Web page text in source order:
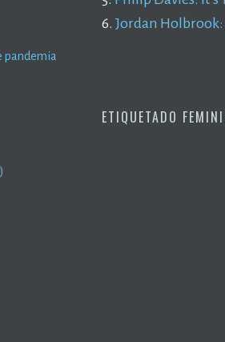
6. Jordan
ETIQUETADO
pandemia